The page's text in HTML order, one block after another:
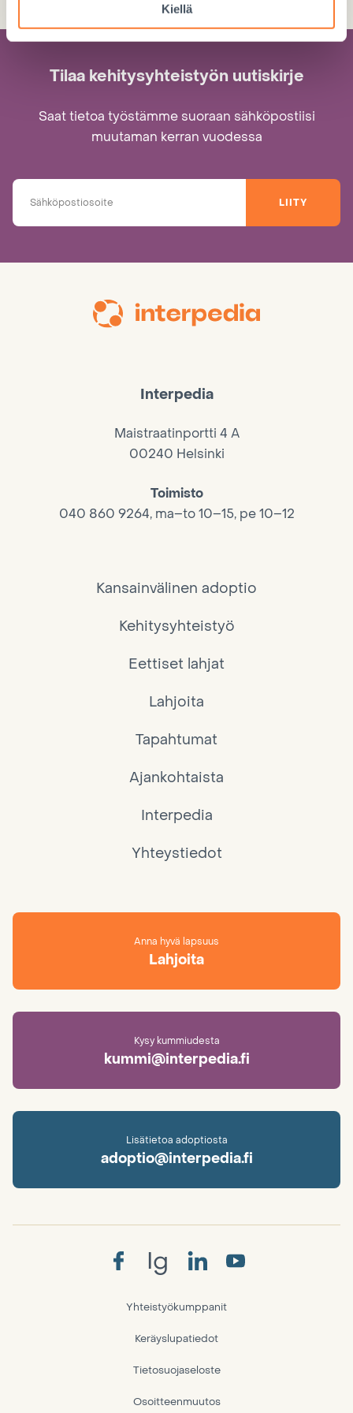
Kiellä
Tilaa kehitysyhteistyön uutiskirje
Saat tietoa työstämme suoraan sähköpostiisi
muutaman kerran vuodessa
LIITY
Interpedia
Maistraatinportti 4 A
00240 Helsinki
Toimisto
040 860 9264, ma–to 10–15, pe 10–12
Kansainvälinen adoptio
Kehitysyhteistyö
Eettiset lahjat
Lahjoita
Tapahtumat
Ajankohtaista
Interpedia
Yhteystiedot
Anna hyvä lapsuus
Lahjoita
Kysy kummiudesta
kummi@interpedia.fi
Lisätietoa adoptiosta
adoptio@interpedia.fi
Ig
Yhteistyökumppanit
Keräyslupatiedot
Tietosuojaseloste
Osoitteenmuutos